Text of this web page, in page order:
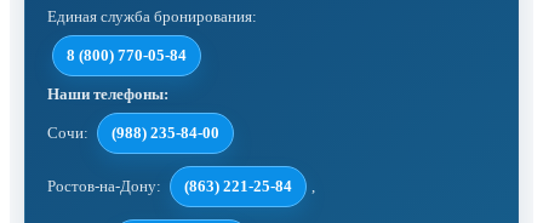
Единая служба бронирования:
8 (800) 770-05-84
Наши телефоны:
Сочи: (988) 235-84-00
Ростов-на-Дону: (863) 221-25-84 ,